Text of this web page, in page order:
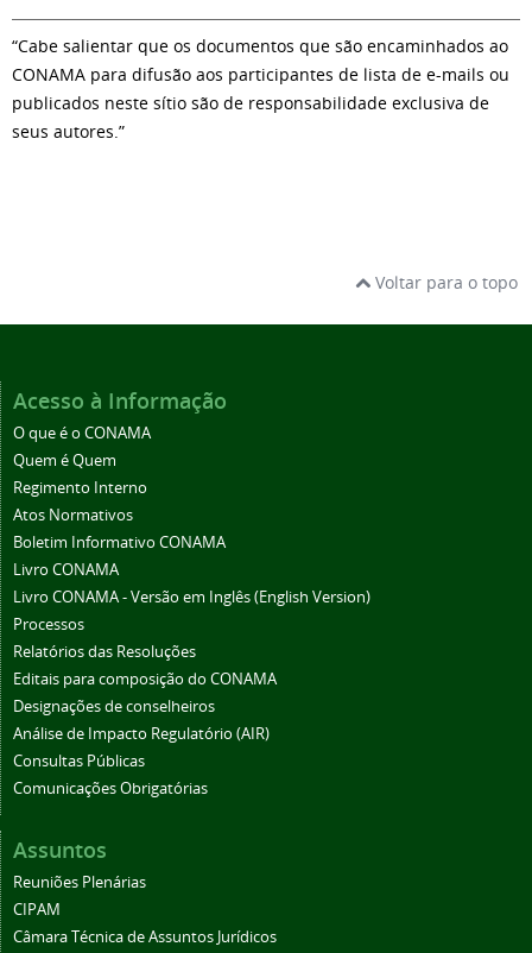
“Cabe salientar que os documentos que são encaminhados ao
CONAMA para difusão aos participantes de lista de e-mails ou
publicados neste sítio são de responsabilidade exclusiva de
seus autores.”
Voltar para o topo
Acesso à Informação
O que é o CONAMA
Quem é Quem
Regimento Interno
Atos Normativos
Boletim Informativo CONAMA
Livro CONAMA
Livro CONAMA - Versão em Inglês (English Version)
Processos
Relatórios das Resoluções
Editais para composição do CONAMA
Designações de conselheiros
Análise de Impacto Regulatório (AIR)
Consultas Públicas
Comunicações Obrigatórias
Assuntos
Reuniões Plenárias
CIPAM
Câmara Técnica de Assuntos Jurídicos